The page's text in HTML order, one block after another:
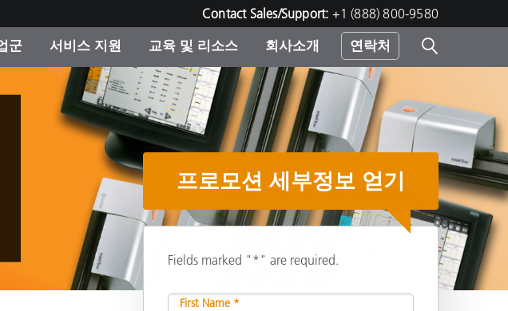
Contact Sales/Support: +1 (888) 800-9580
품을 찾을 수 없나요?
진행중인 프로모션
군
디스플레이 및 프린터
재
식품 컬러 측정
서비스 지원
Rite 코리아 연락
교육 및 리소스
설팅 및 감사
회사소개 연락처
프로모션 세부정보 얻기
Fields marked "*" are required.
First Name *